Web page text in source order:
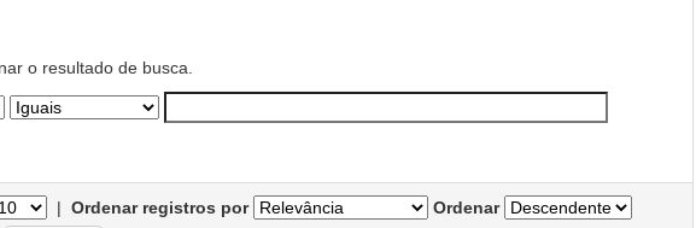
o resultado de busca.
| Ordenar registros por
Ordenar